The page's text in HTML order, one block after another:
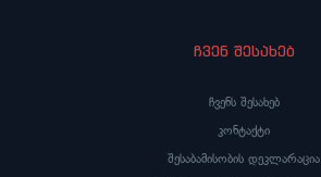
ჩვენ შესახებ
ჩვენს შესახებ
კონტაქტი
შესაბამისობის დეკლარაცია